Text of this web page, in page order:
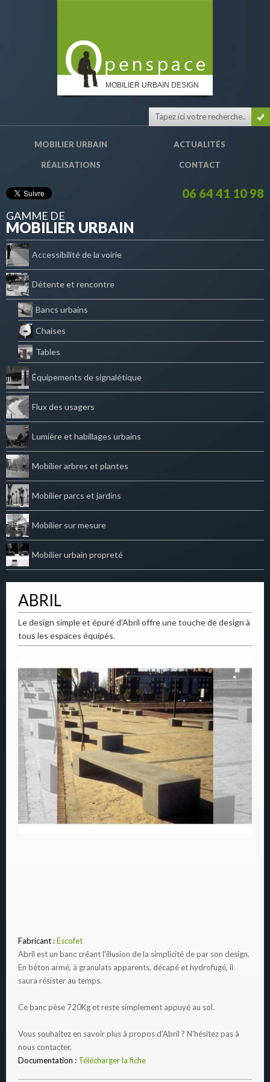
MOBILIER URBAIN DESIGN
MOBILIER URBAIN ACTUALITÉS
RÉALISATIONS CONTACT
06 64 41 10 98
GAMME DE
MOBILIER URBAIN
Accessibilité de la voirie
Détente et rencontre
Bancs urbains
Chaises
Tables
Équipements de signalétique
Flux des usagers
Lumière et habillages urbains
Mobilier arbres et plantes
Mobilier parcs et jardins
Mobilier sur mesure
Mobilier urbain propreté
ABRIL
Le design simple et épuré d'Abril offre une touche de design à
tous les espaces équipés.
Fabricant :Escofet
Abril est un banc créant l'illusion de la simplicité de par son design.
En béton armé, à granulats apparents, décapé et hydrofugé, il
saura résister au temps.
Ce banc pèse 720Kg et reste simplement appuyé au sol.
Vous souhaitez en savoir plus à propos d'Abril ? N'hésitez pas à
nous contacter.
Documentation : Télécharger la fiche